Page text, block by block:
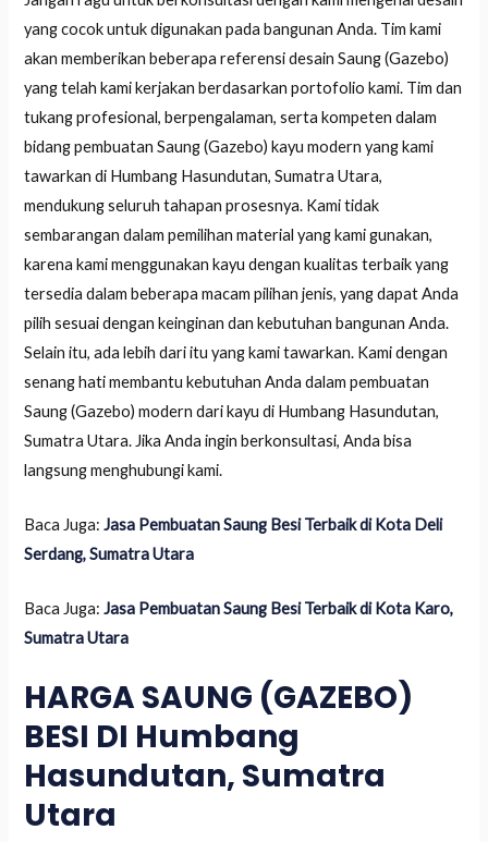
yang cocok untuk digunakan pada bangunan Anda. Tim kami
akan memberikan beberapa referensi desain Saung (Gazebo)
yang telah kami kerjakan berdasarkan portofolio kami. Tim dan
tukang profesional, berpengalaman, serta kompeten dalam
bidang pembuatan Saung (Gazebo) kayu modern yang kami
tawarkan di Humbang Hasundutan, Sumatra Utara,
mendukung seluruh tahapan prosesnya. Kami tidak
sembarangan dalam pemilihan material yang kami gunakan,
karena kami menggunakan kayu dengan kualitas terbaik yang
tersedia dalam beberapa macam pilihan jenis, yang dapat Anda
pilih sesuai dengan keinginan dan kebutuhan bangunan Anda.
Selain itu, ada lebih dari itu yang kami tawarkan. Kami dengan
senang hati membantu kebutuhan Anda dalam pembuatan
Saung (Gazebo) modern dari kayu di Humbang Hasundutan,
Sumatra Utara. Jika Anda ingin berkonsultasi, Anda bisa
langsung menghubungi kami.
Baca Juga:Jasa Pembuatan Saung Besi Terbaik di Kota Deli
Serdang, Sumatra Utara
Baca Juga:Jasa Pembuatan Saung Besi Terbaik di Kota Karo,
Sumatra Utara
HARGA SAUNG (GAZEBO)
BESI DI Humbang
Hasundutan, Sumatra
Utara